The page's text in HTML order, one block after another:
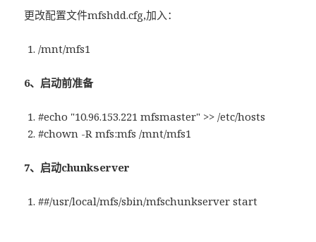
更改配置文件mfshdd.cfg,加入：
/mnt/mfs1
6、启动前准备
#echo "10.96.153.221 mfsmaster" >> /etc/hosts
#chown -R mfs:mfs /mnt/mfs1
7、启动chunkserver
##/usr/local/mfs/sbin/mfschunkserver start